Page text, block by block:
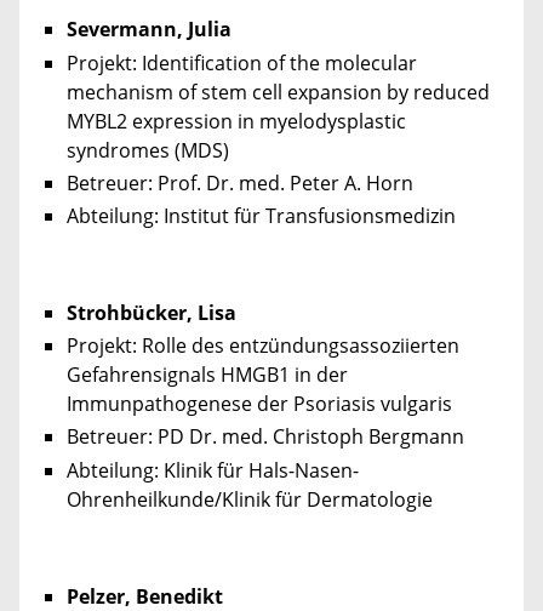
Severmann, Julia
Projekt: Identification of the molecular
mechanism of stem cell expansion by reduced
MYBL2 expression in myelodysplastic
syndromes (MDS)
Betreuer: Prof. Dr. med. Peter A. Horn
Abteilung: Institut für Transfusionsmedizin
Strohbücker, Lisa
Projekt: Rolle des entzündungsassoziierten
Gefahrensignals HMGB1 in der
Immunpathogenese der Psoriasis vulgaris
Betreuer: PD Dr. med. Christoph Bergmann
Abteilung: Klinik für Hals-Nasen-
Ohrenheilkunde/Klinik für Dermatologie
Pelzer, Benedikt